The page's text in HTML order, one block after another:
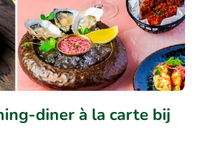
diner à la carte bij